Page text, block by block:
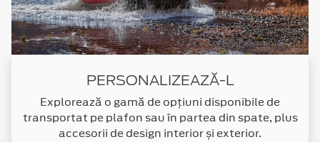
PERSONALIZEAZĂ-L
Explorează o gamă de opțiuni disponibile de
transportat pe plafon sau în partea din spate, plus
accesorii de design interior și exterior.